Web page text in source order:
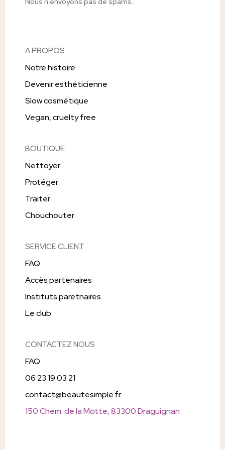
A PROPOS
Notre histoire
Devenir esthéticienne
Slow cosmétique
Vegan, cruelty free
BOUTIQUE
Nettoyer
Protéger
Traiter
Chouchouter
SERVICE CLIENT
FAQ
Accès partenaires
Instituts paretnaires
Le club
CONTACTEZ NOUS
FAQ
06 23 19 03 21
contact@beautesimple.fr
150 Chem. de la Motte, 83300 Draguignan